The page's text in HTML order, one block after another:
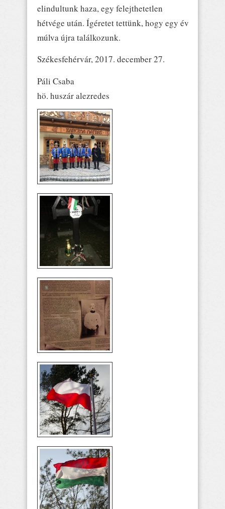
elindultunk haza, egy felejthetetlen
hétvége után. Ígéretet tettünk, hogy egy év
múlva újra találkozunk.
Székesfehérvár, 2017. december 27.
Páli Csaba
hö. huszár alezredes